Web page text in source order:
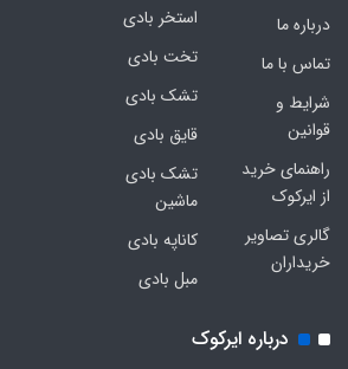
درباره ما
تماس با ما
شرایط و
قوانین
راهنمای خرید
از ایرکوک
گالری تصاویر
خریداران
استخر بادی
تخت بادی
تشک بادی
قایق بادی
تشک بادی
ماشین
کاناپه بادی
مبل بادی
درباره ایرکوک